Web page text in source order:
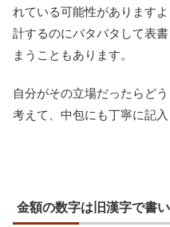
れている可能性があります
計するのにバタバタして表
まうこともあります。
自分がその立場だったらど
考えて、中包にも丁寧に記入
金額の数字は旧漢字で書